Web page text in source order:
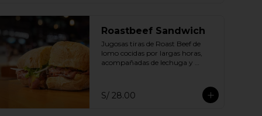
Roastbeef Sandwich
Jugosas tiras de Roast Beef de
lomo cocidas por largas horas,
acompañadas de lechuga y
S/ 28.00